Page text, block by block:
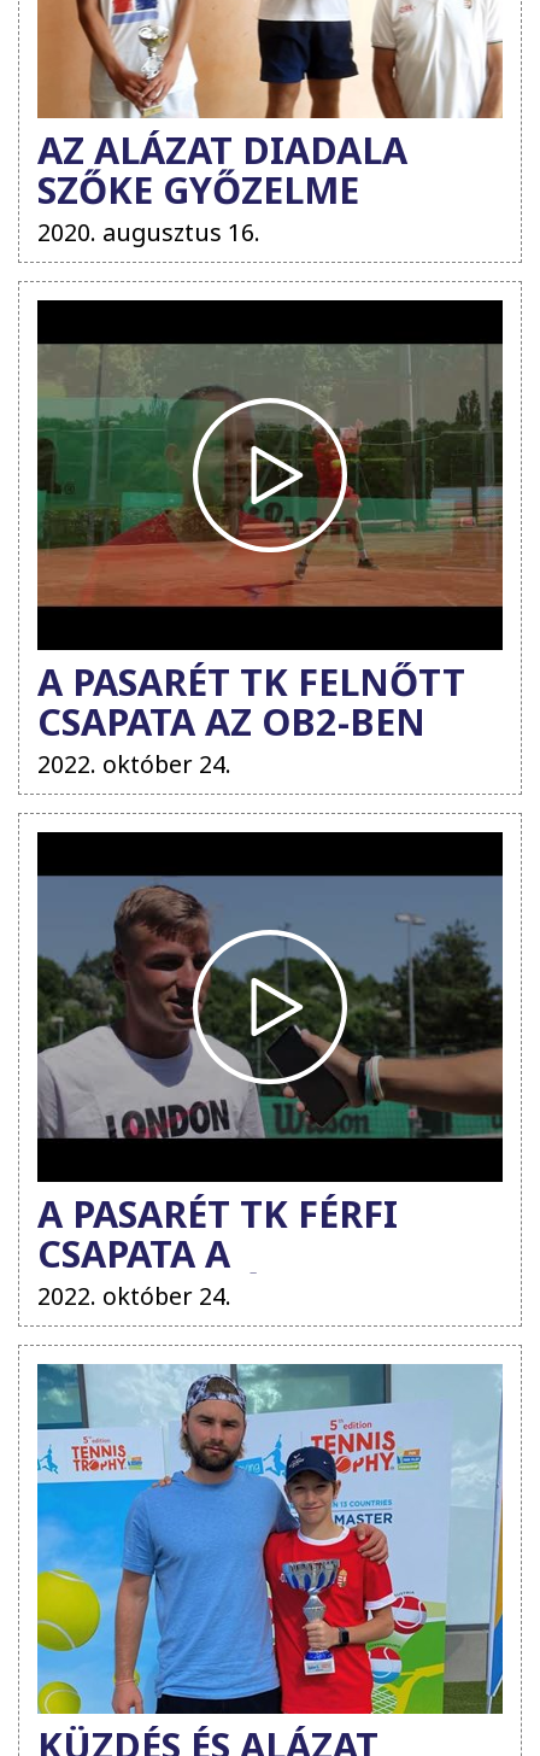
AZ ALÁZAT DIADALA
SZŐKE GYŐZELME
2020. augusztus 16.
A PASARÉT TK FELNŐTT
CSAPATA AZ OB2-BEN
2022. október 24.
A PASARÉT TK FÉRFI
CSAPATA A
SZUPERLIGÁBAN
2022. október 24.
KÜZDÉS ÉS ALÁZAT